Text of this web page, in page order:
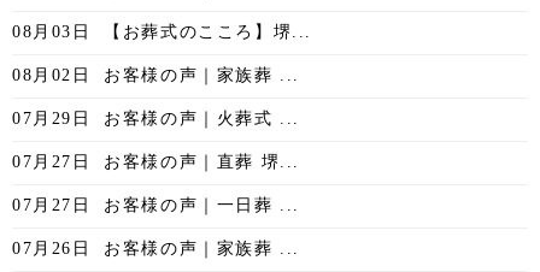
08月03日 【お葬式のこころ】堺...
08月02日 お客様の声｜家族葬 ...
07月29日 お客様の声｜火葬式 ...
07月27日 お客様の声｜直葬 堺...
07月27日 お客様の声｜一日葬 ...
07月26日 お客様の声｜家族葬 ...